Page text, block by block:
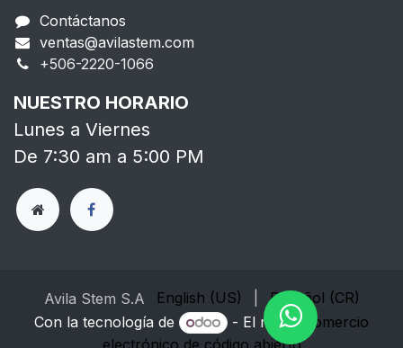
Contáctanos
ventas@avilastem.com
+506-2220-1066​
NUESTRO HORARIO
Lunes a Viernes
De 7:30 am a 5:00 PM
Avila Stem S.A English (US)
Español (CR)
Con la tecnología de
- El mejor Comercio
electrónico de código abierto